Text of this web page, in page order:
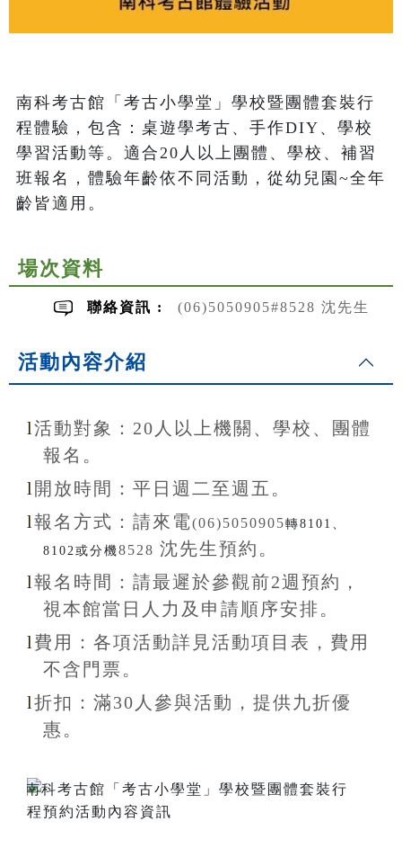
南科考古館「考古小學堂」學校暨團體套裝行
程體驗，包含：桌遊學考古、手作DIY、學校
學習活動等。適合20人以上團體、學校、補習
班報名，體驗年齡依不同活動，從幼兒園~全年
齡皆適用。
場次資料
聯絡資訊 : (06)5050905#8528 沈先生
活動內容介紹
l活動對象：20 人以上機關、學校、團體
報名。
l 開放時間： 平日週二至週五。
l報名方式： 請來電(06)5050905轉8101、
8102或分機8528 沈先生預約。
l報名 時間： 請最遲於參觀前2週預約，
視本館當日人力及申請順序安排。
l 費用：各項活動詳見活動項目表，費用
不含 門票。
l折扣 ：滿30 人參與活動，提供九折優
惠 。